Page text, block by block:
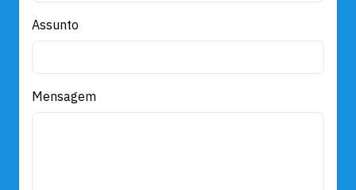
Assunto
Mensagem